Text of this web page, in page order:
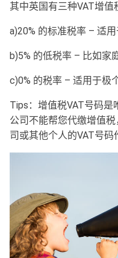
其中英国有三种VAT增值
a)20% 的标准税率 – 适
b)5% 的低税率 – 比如家
c)0% 的税率 – 适用于极
Tips：增值税VAT号码
公司不能帮您代缴增值
司或其他个人的VAT号码